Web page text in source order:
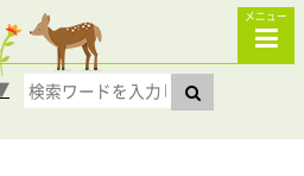
メニュー